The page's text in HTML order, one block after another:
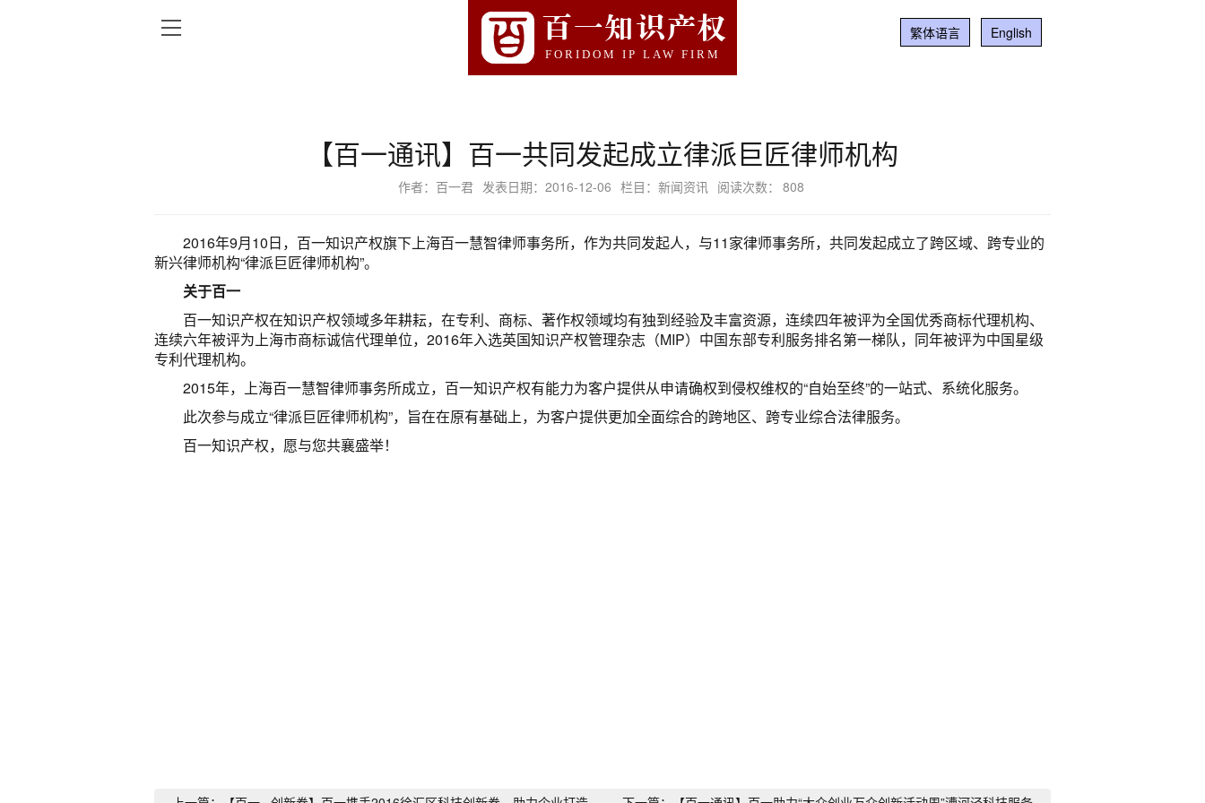
百一知识产权
FORIDOM IP LAW FIRM
English
繁体语言
【百一通讯】百一共同发起成立律派巨匠律师机构
作者：百一君 发表日期：2016-12-06 栏目：新闻资讯 阅读次数： 808
2016年9月10日，百一知识产权旗下上海百一慧智律师事务所，作为共同发起人，与11家律师事务所，共同发起成立了跨区域、跨专业的
新兴律师机构“律派巨匠律师机构”。
关于百一
百一知识产权在知识产权领域多年耕耘，在专利、商标、著作权领域均有独到经验及丰富资源，连续四年被评为全国优秀商标代理机构、
连续六年被评为上海市商标诚信代理单位，2016年入选英国知识产权管理杂志（MIP）中国东部专利服务排名第一梯队，同年被评为中国星级
专利代理机构。
2015年，上海百一慧智律师事务所成立，百一知识产权有能力为客户提供从申请确权到侵权维权的“自始至终”的一站式、系统化服务。
此次参与成立“律派巨匠律师机构”，旨在在原有基础上，为客户提供更加全面综合的跨地区、跨专业综合法律服务。
百一知识产权，愿与您共襄盛举！